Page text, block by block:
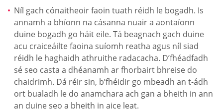
Níl gach cónaitheoir faoin tuath réidh le bogadh. Is
annamh a bhíonn na cásanna nuair a aontaíonn
duine bogadh go háit eile. Tá beagnach gach duine
acu craiceáilte faoina suíomh reatha agus níl siad
réidh le haghaidh athruithe radacacha. D’fhéadfadh
sé seo casta a dhéanamh ar fhorbairt bhreise do
chaidrimh. Dá réir sin, b’fhéidir go mbeadh an t-ádh
ort bualadh le do anamchara ach gan a bheith in ann
an duine seo a bheith in aice leat.